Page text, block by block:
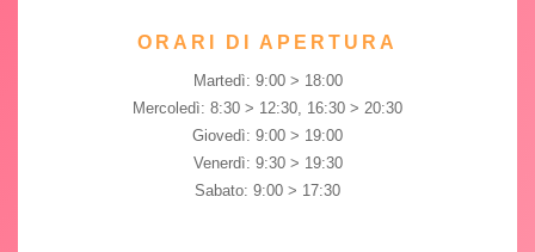
ORARI DI APERTURA
Martedì: 9:00 > 18:00
Mercoledì: 8:30 > 12:30, 16:30 > 20:30
Giovedì: 9:00 > 19:00
Venerdì: 9:30 > 19:30
Sabato: 9:00 > 17:30